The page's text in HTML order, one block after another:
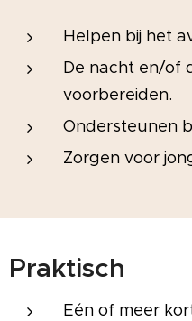
Helpen bij het
De nacht en/of
voorbereiden.
Ondersteunen
Zorgen voor
Praktisch
Eén of meer